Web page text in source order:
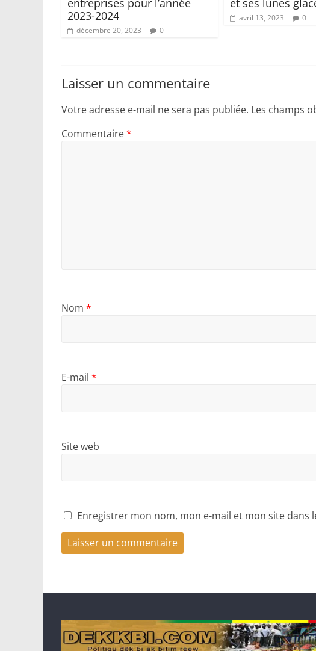
entreprises pour l’année
2023-2024
décembre 20, 2023 0
et ses lunes
avril 13, 2023 0
Laisser un commentaire
Votre adresse e-mail ne sera pas publiée. Les champs
Commentaire*
Nom *
E-mail *
Site web
Enregistrer mon nom, mon e-mail et mon site